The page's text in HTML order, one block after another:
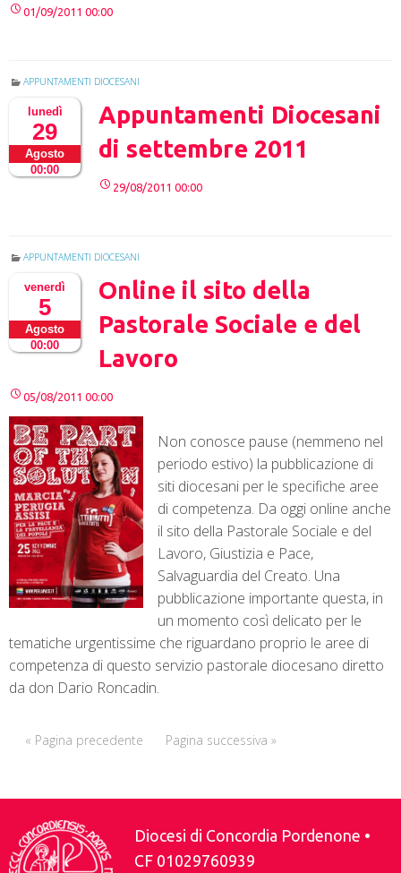
01/09/2011 00:00
APPUNTAMENTI DIOCESANI
lunedì
29
Agosto
00:00
Appuntamenti Diocesani
di settembre 2011
29/08/2011 00:00
APPUNTAMENTI DIOCESANI
venerdì
5
Agosto
00:00
Online il sito della
Pastorale Sociale e del
Lavoro
05/08/2011 00:00
Non conosce pause (nemmeno nel
periodo estivo) la pubblicazione di
siti diocesani per le specifiche aree
di competenza. Da oggi online anche
il sito della Pastorale Sociale e del
Lavoro, Giustizia e Pace,
Salvaguardia del Creato. Una
pubblicazione importante questa, in
un momento così delicato per le
tematiche urgentissime che riguardano proprio le aree di
competenza di questo servizio pastorale diocesano diretto
da don Dario Roncadin.
« Pagina precedente Pagina successiva »
Diocesi di Concordia Pordenone •
CF 01029760939